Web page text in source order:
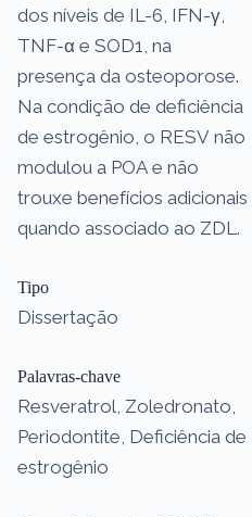
dos níveis de IL-6, IFN-γ,
TNF-α e SOD1, na
presença da osteoporose.
Na condição de deficiência
de estrogênio, o RESV não
modulou a POA e não
trouxe benefícios adicionais
quando associado ao ZDL.
Tipo
Dissertação
Palavras-chave
Resveratrol, Zoledronato,
Periodontite, Deficiência de
estrogênio